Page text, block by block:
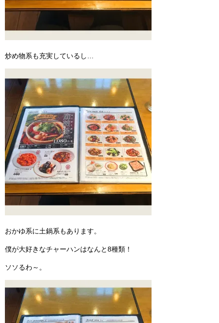
炒め物系も充実しているし…
おかゆ系に土鍋系もあります。
僕が大好きなチャーハンはなんと8種類！
ソソるわ～。